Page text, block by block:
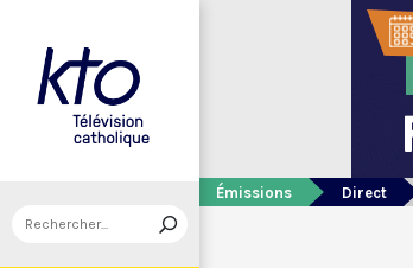
Émissions Direct